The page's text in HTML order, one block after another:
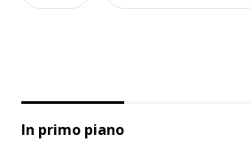
In primo piano